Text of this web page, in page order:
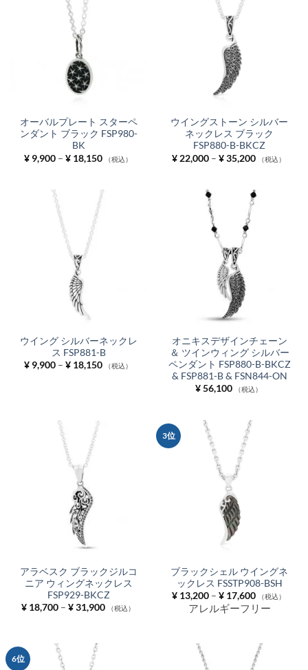
オーバルプレート スターペ
ンダント ブラック FSP980-
BK
¥9,900 – ¥18,150価
格
（税込）
ウイングストーン シルバー
ネックレス ブラック
FSP880-B-BKCZ
¥22,000 – ¥35,200価
格
–
（税込）
ウイング シルバーネックレ
ス FSP881-B
¥9,900 – ¥18,150価
格
（税込）
オニキスデザインチェーン
＆ ツインウィング シルバー
ペンダント FSP880-B-BKCZ
& FSP881-B & FSN844-ON
¥56,100 （税込）
アラベスク ブラックジルコ
ニア ウィングネックレス
FSP929-BKCZ
¥18,700 – ¥31,900価
格
（税込）
3位
ブラックシェル ウイングネ
ックレス FSSTP908-BSH
¥13,200 – ¥17,600価
格
帯:
（税込）
アレルギーフリー
6位